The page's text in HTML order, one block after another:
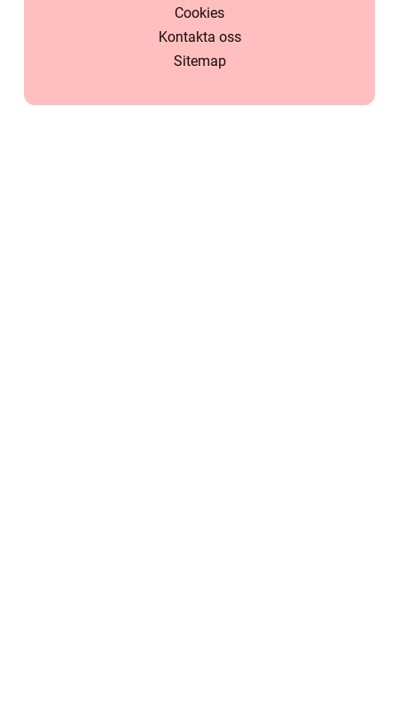
Cookies
Kontakta oss
Sitemap